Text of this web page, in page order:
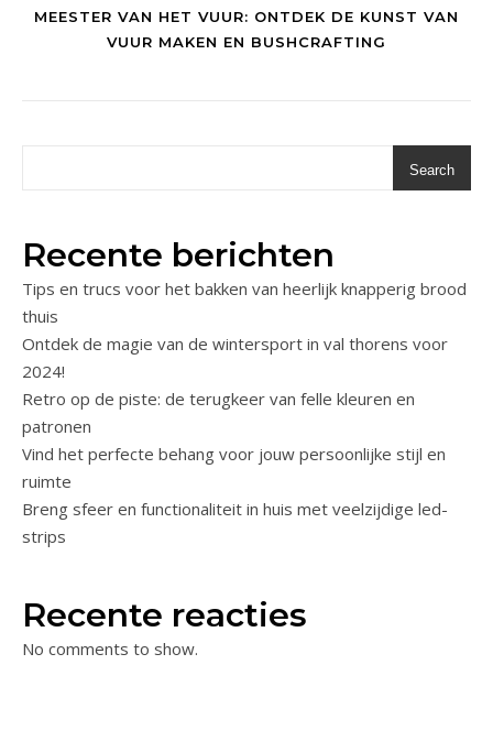
MEESTER VAN HET VUUR: ONTDEK DE KUNST VAN
VUUR MAKEN EN BUSHCRAFTING
Search
Recente berichten
Tips en trucs voor het bakken van heerlijk knapperig brood
thuis
Ontdek de magie van de wintersport in val thorens voor
2024!
Retro op de piste: de terugkeer van felle kleuren en
patronen
Vind het perfecte behang voor jouw persoonlijke stijl en
ruimte
Breng sfeer en functionaliteit in huis met veelzijdige led-
strips
Recente reacties
No comments to show.